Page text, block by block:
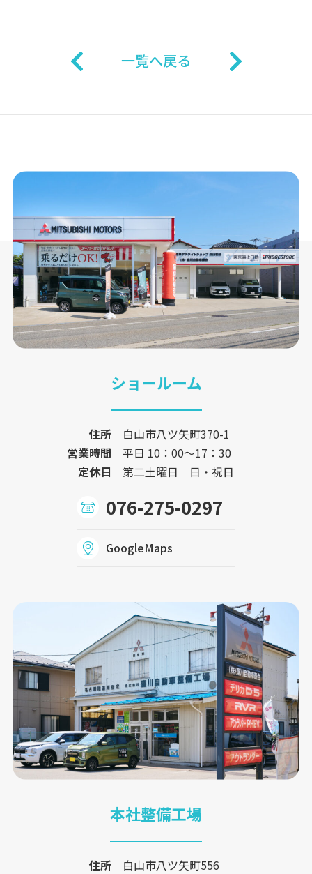
一覧へ戻る
ショールーム
住所
白山市八ツ矢町370-1
営業時間
平日 10：00〜17：30
定休日
第二土曜日 日・祝日
076-275-0297
GoogleMaps
本社整備工場
住所
白山市八ツ矢町556